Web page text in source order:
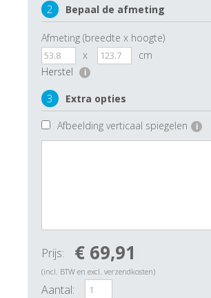
2 Bepaal de afmeting
Afmeting (breedte x hoogte)
x
cm
Herstel
i
3 Extra opties
Afbeelding verticaal spiegelen i
Prijs: € 69,91
(incl. BTW en excl. verzendkosten)
Aantal: